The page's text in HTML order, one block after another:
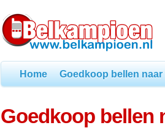
Home Goedkoop bellen naar
Goedkoop bellen